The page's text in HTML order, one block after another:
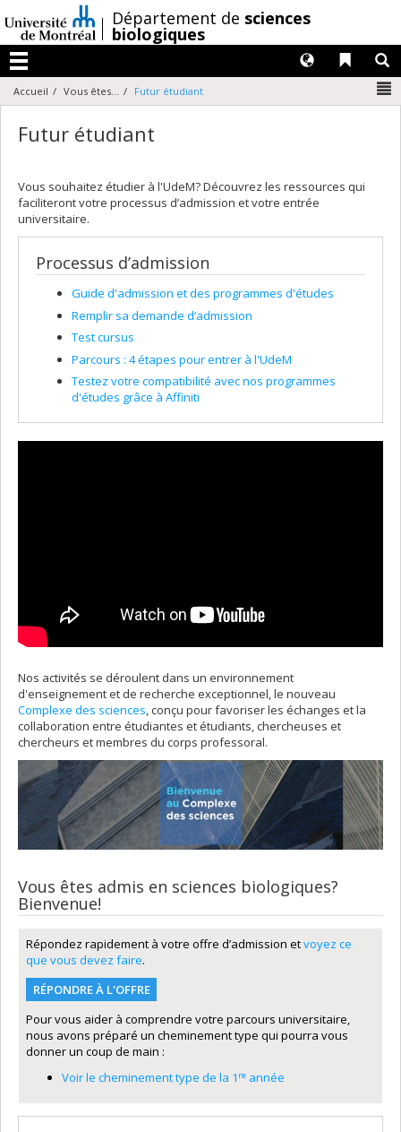
au
contenu
/Département de sciences
biologiques
Menu
Liens
Langues
Accueil Vous êtes... Futur étudiant
Futur étudiant
Vous souhaitez étudier à l'UdeM? Découvrez les ressources qui
faciliteront votre processus d’admission et votre entrée
universitaire.
Processus d’admission
Guide d'admission et des programmes d'études
Remplir sa demande d’admission
Test cursus
Parcours : 4 étapes pour entrer à l'UdeM
Testez votre compatibilité avec nos programmes
d'études grâce à Affiniti
Nos activités se déroulent dans un environnement
d'enseignement et de recherche exceptionnel, le nouveau
Complexe des sciences , conçu pour favoriser les échanges et la
collaboration entre étudiantes et étudiants, chercheuses et
chercheurs et membres du corps professoral.
Vous êtes admis en sciences biologiques?
Bienvenue!
Répondez rapidement à votre offre d’admission etvoyez ce
que vous devez faire.
RÉPONDRE À L'OFFRE
Pour vous aider à comprendre votre parcours universitaire,
nous avons préparé un cheminement type qui pourra vous
donner un coup de main :
Voir le cheminement type de la 1 re année